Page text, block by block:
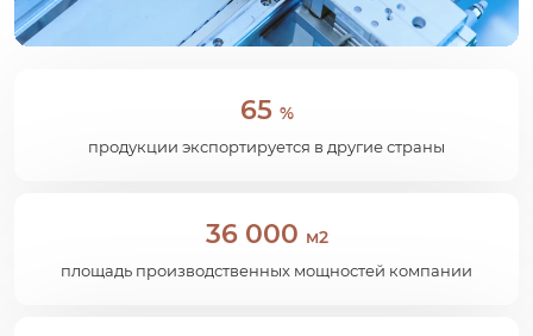
65 %
продукции экспортируется в другие страны
36 000 м2
площадь производственных мощностей компании